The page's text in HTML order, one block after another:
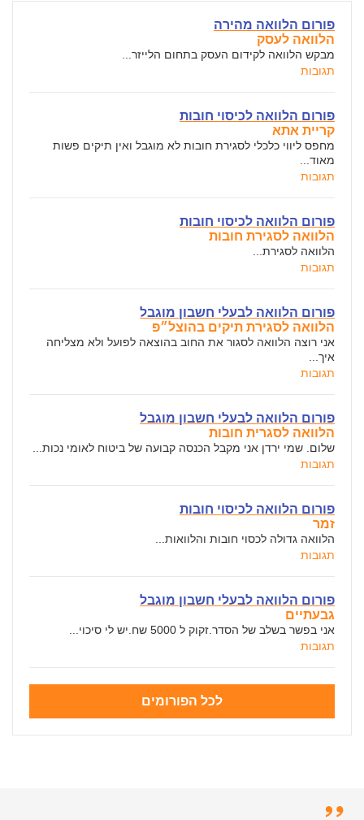
פורום הלוואה מהירה
הלוואה לעסק
מבקש הלוואה לקידום העסק בתחום הלייזר...
תגובות
פורום הלוואה לכיסוי חובות
קריית אתא
מחפס ליווי כלכלי לסגירת חובות לא מוגבל ואין תיקים פשות
מאוד...
תגובות
פורום הלוואה לכיסוי חובות
הלוואה לסגירת חובות
הלוואה לסגירת...
תגובות
פורום הלוואה לבעלי חשבון מוגבל
הלוואה לסגירת תיקים בהוצל״פ
אני רוצה הלוואה לסגור את החוב בהוצאה לפועל ולא מצליחה
איך...
תגובות
פורום הלוואה לבעלי חשבון מוגבל
הלוואה לסגרית חובות
שלום. שמי ירדן אני מקבל הכנסה קבועה של ביטוח לאומי נכות...
תגובות
פורום הלוואה לכיסוי חובות
זמר
הלוואה גדולה לכסוי חובות והלוואות...
תגובות
פורום הלוואה לבעלי חשבון מוגבל
גבעתיים
אני בפשר בשלב של הסדר.זקוק ל 5000 שח.יש לי סיכוי...
תגובות
לכל הפורומים